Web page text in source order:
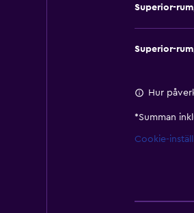
Superior-
Superior-
Hur
*Summan
Cookie-